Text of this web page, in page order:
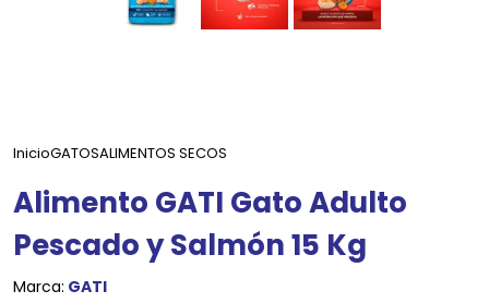
InicioGATOSALIMENTOS SECOS
Alimento GATI Gato Adulto
Pescado y Salmón 15 Kg
Marca: GATI